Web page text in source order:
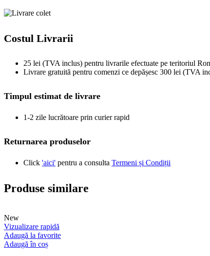
Costul Livrarii
25 lei (TVA inclus) pentru livrarile efectuate pe teritoriul
Livrare gratuită pentru comenzi ce depășesc 300 lei (TVA
Timpul estimat de livrare
1-2 zile lucrătoare prin curier rapid
Returnarea produselor
Click 'aici' pentru a consulta Termeni și Condiții
Produse similare
New
Vizualizare rapidă
Adaugă la favorite
Adaugă în coș